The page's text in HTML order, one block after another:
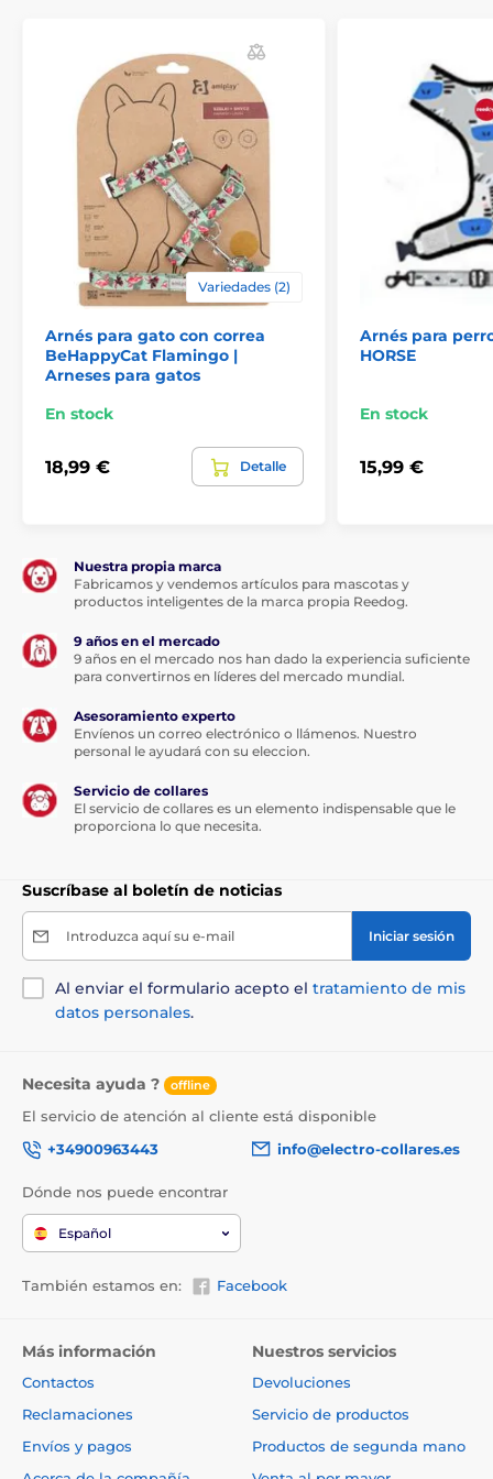
Variedades (2)
Arnés para gato con correa
BeHappyCat Flamingo |
Arneses para gatos
En stock
18,99 € Detalle
Arnés para
HORSE
En stock
15,99 €
Nuestra propia marca
Fabricamos y vendemos artículos para mascotas y
productos inteligentes de la marca propia Reedog.
9 años en el mercado
9 años en el mercado nos han dado la experiencia suficiente
para convertirnos en líderes del mercado mundial.
Asesoramiento experto
Envíenos un correo electrónico o llámenos. Nuestro
personal le ayudará con su eleccion.
Servicio de collares
El servicio de collares es un elemento indispensable que le
proporciona lo que necesita.
Suscríbase al boletín de noticias
Introduzca aquí su e-mail Iniciar sesión
Al enviar el formulario acepto el tratamiento de mis
datos personales.
Necesita ayuda ? offline
El servicio de atención al cliente está disponible
+34900963443
info@electro-collares.es
Dónde nos puede encontrar
Español
También estamos en: Facebook
Más información
Contactos
Reclamaciones
Envíos y pagos
Nuestros servicios
Devoluciones
Servicio de productos
Productos de segunda mano